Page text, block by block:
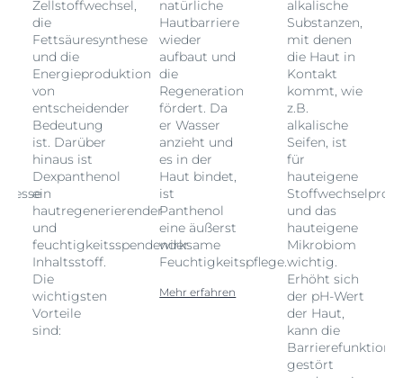
Zellstoffwechsel,
die
Fettsäuresynthese
und die
Energieproduktion
von
entscheidender
Bedeutung
ist. Darüber
hinaus ist
Dexpanthenol
ein
hautregenerierender
und
feuchtigkeitsspendender
Inhaltsstoff.
Die
wichtigsten
Vorteile
sind:
natürliche
Hautbarriere
wieder
aufbaut und
die
Regeneration
fördert. Da
er Wasser
anzieht und
es in der
Haut bindet,
ist
Panthenol
eine äußerst
wirksame
Feuchtigkeitspflege.
Mehr erfahren
alkalische
Substanzen,
mit denen
die Haut in
Kontakt
kommt, wie
z.B.
alkalische
Seifen, ist
für
hauteigene
und das
hauteigene
Mikrobiom
wichtig.
Erhöht sich
der pH-Wert
der Haut,
kann die
Barrierefunktion
gestört